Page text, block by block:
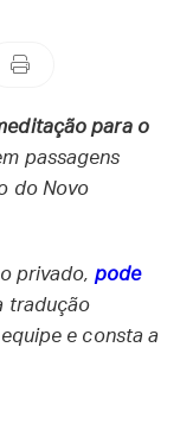
para o
passagens
do Novo
privado, pode
tradução
e consta a